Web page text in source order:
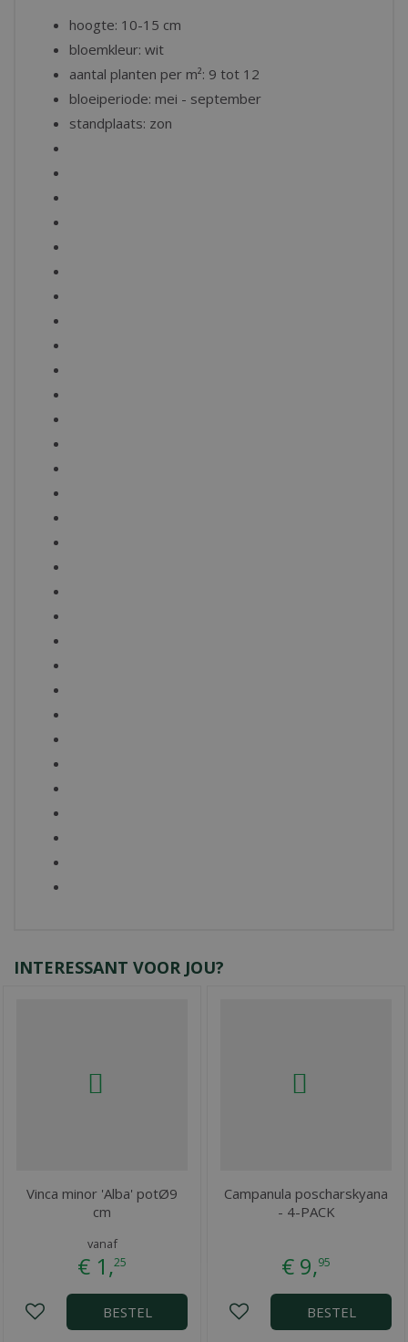
hoogte: 10-15 cm
bloemkleur: wit
aantal planten per m²: 9 tot 12
bloeiperiode: mei - september
standplaats: zon
INTERESSANT VOOR JOU?
Vinca minor 'Alba' potØ9
cm
vanaf
€ 1,25
BESTEL
Campanula poscharskyana
- 4-PACK
€ 9,95
BESTEL